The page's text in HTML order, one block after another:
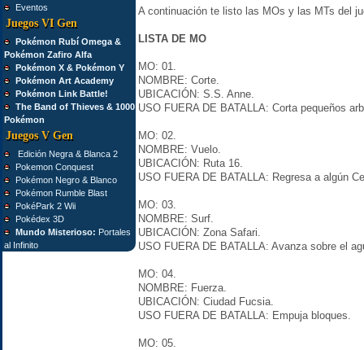
Eventos
Juegos VI Gen
Pokémon Rubí Omega &
Pokémon Zafiro Alfa
Pokémon X & Pokémon Y
Pokémon Art Academy
Pokémon Link Battle!
The Band of Thieves & 1000
Pokémon
Juegos V Gen
Edición Negra & Blanca 2
Pokemon Conquest
Pokémon Negro & Blanco
Pokémon Rumble Blast
PokéPark 2 Wii
Pokédex 3D
Mundo Misterioso: Portales
al Infinito
A continuación te listo las MOs y las MTs del
LISTA DE MO
MO: 01.
NOMBRE: Corte.
UBICACIÓN: S.S. Anne.
USO FUERA DE BATALLA: Corta pequeños
MO: 02.
NOMBRE: Vuelo.
UBICACIÓN: Ruta 16.
USO FUERA DE BATALLA: Regresa a algún
MO: 03.
NOMBRE: Surf.
UBICACIÓN: Zona Safari.
USO FUERA DE BATALLA: Avanza sobre el
MO: 04.
NOMBRE: Fuerza.
UBICACIÓN: Ciudad Fucsia.
USO FUERA DE BATALLA: Empuja bloques.
MO: 05.